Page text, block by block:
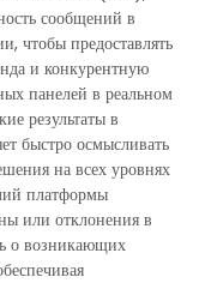
сообщений в
чтобы предоставлять
и конкурентную
панелей в реальном
результаты в
быстро осмысливать
на всех уровнях
платформы
или отклонения в
о возникающих